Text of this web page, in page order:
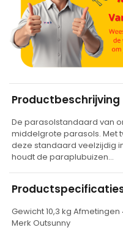
t
e
r
a
t
Productbeschrijving
De parasolstandaard van
middelgrote parasols. Met
deze standaard veelzijdig
houdt de paraplubuizen…
Gewicht 10,3 kg
Merk Outsunny